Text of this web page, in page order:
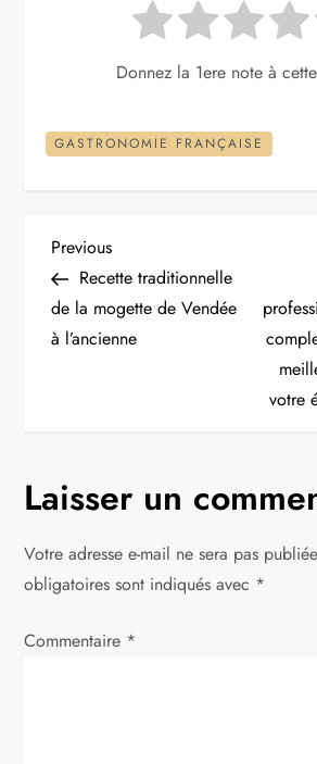
Donnez la 1ere note à
GASTRONOMIE FRANÇAISE
N
a
v
a
t
Previous
Post
Previous
Recette traditionnelle
de la mogette de Vendée
à l’ancienne
votre
Laisser un
Votre adresse e-mail ne sera pas
obligatoires sont indiqués avec *
Commentaire *